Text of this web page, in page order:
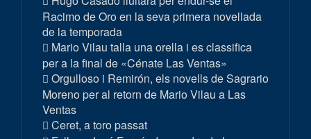
Racimo de Oro en la seva primera novellada
de la temporada
Mario Vilau talla una orella i es classifica
per a la final de «Cénate Las Ventas»
Orgulloso i Remirón, els novells de Sagrario
Moreno per al retorn de Mario Vilau a Las
Ventas
Ceret, a toro passat